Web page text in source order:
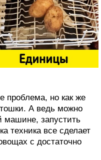
проблема, но как же
А ведь можно
машине, запустить
техника все сделает
с достаточно